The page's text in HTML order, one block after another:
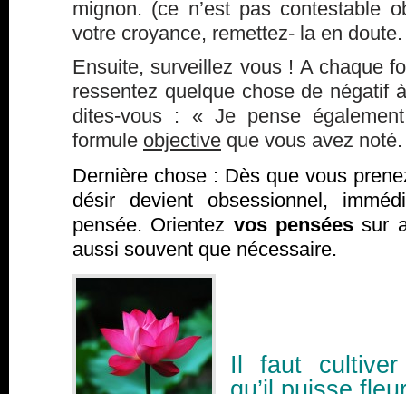
mignon. (ce n’est pas contestable
votre croyance, remettez- la en doute.
Ensuite, surveillez vous ! A chaque
ressentez quelque chose de négatif
dites-vous : « Je pense
formule objective que vous avez
Dernière chose : Dès que vous
désir devient obsessionnel,
pensée. Orientez vos pensées sur
aussi souvent que nécessaire.
Il faut